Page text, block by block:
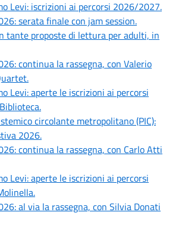
Levi: iscrizioni ai percorsi 2026/2027.
serata finale con jam session.
tante proposte di lettura per adulti, in
continua la rassegna, con Valerio
Levi: aperte le iscrizioni ai percorsi
circolante metropolitano (PIC):
2026.
continua la rassegna, con Carlo Atti
Levi: aperte le iscrizioni ai percorsi
al via la rassegna, con Silvia Donati